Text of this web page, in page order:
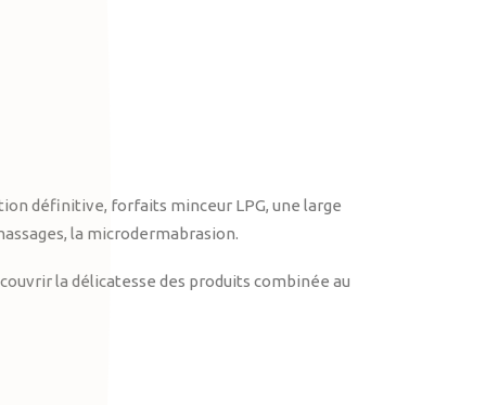
définitive, forfaits minceur LPG, une large
la microdermabrasion.
la délicatesse des produits combinée au